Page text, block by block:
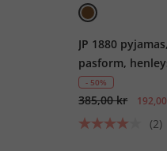
JP 1880
pasform,
ærmer, ternede
XL
- 50%
385,00 kr
(2)